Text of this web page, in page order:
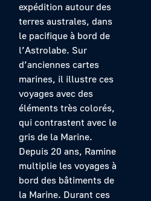
expédition autour des
terres australes, dans
le pacifique à bord de
l’Astrolabe. Sur
d’anciennes cartes
marines, il illustre ces
voyages avec des
éléments très colorés,
qui contrastent avec le
gris de la Marine.
Depuis 20 ans, Ramine
multiplie les voyages à
bord des bâtiments de
la Marine. Durant ces